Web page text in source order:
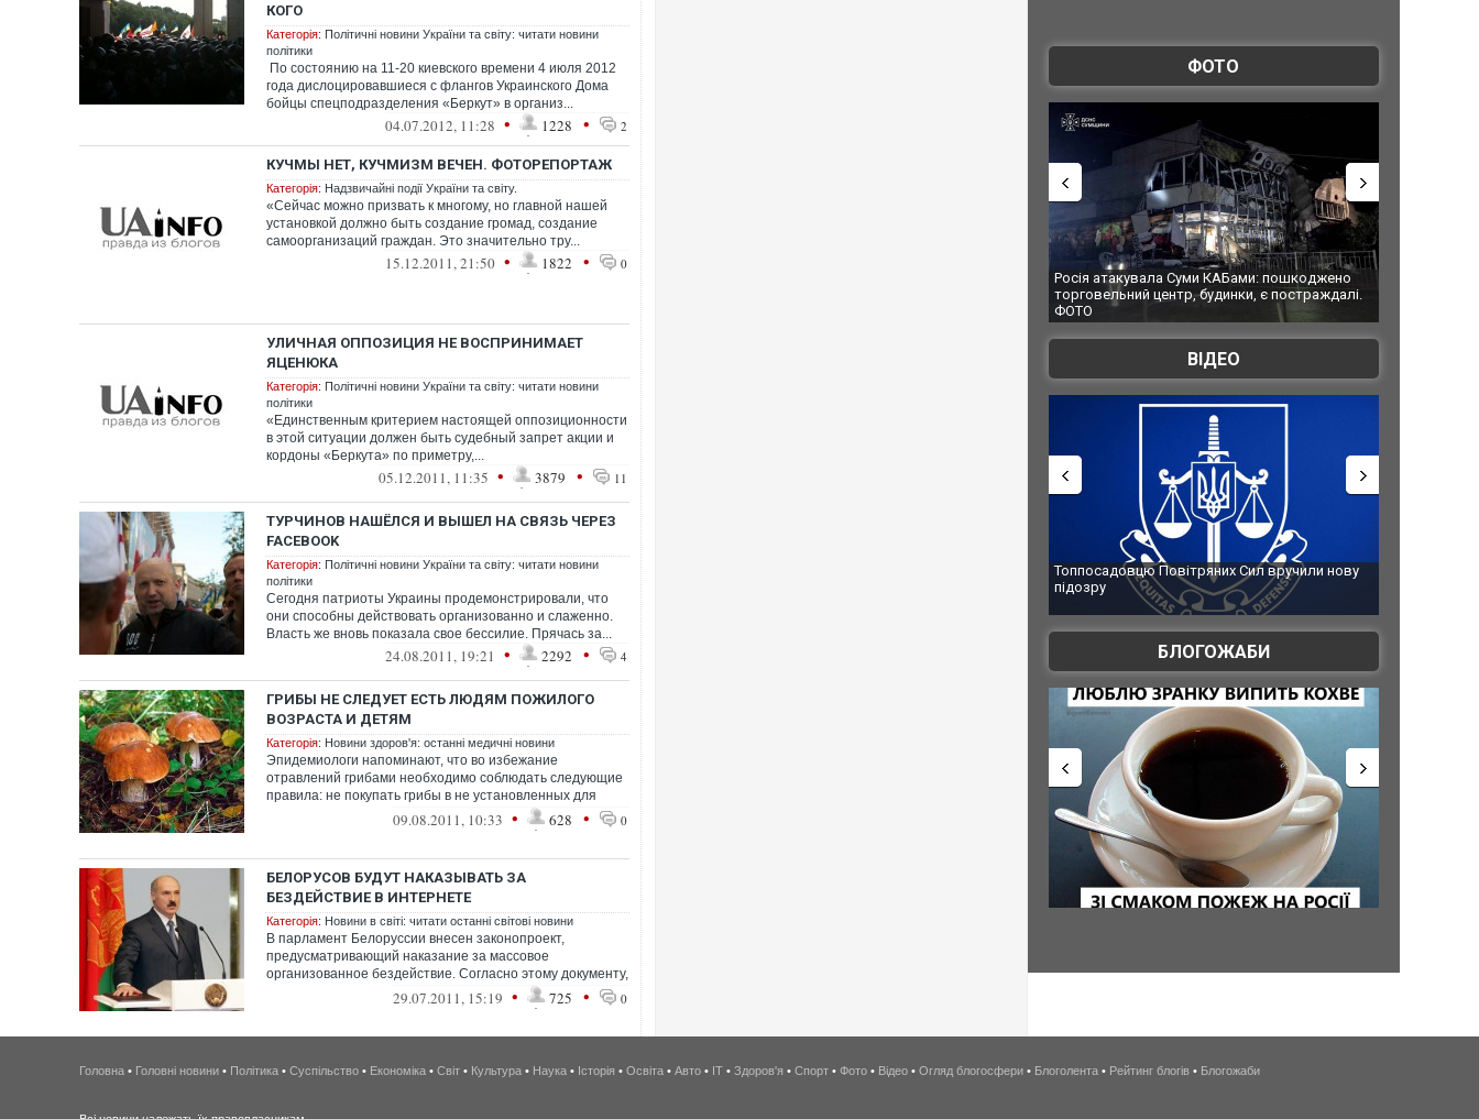
КОГО
Категорія: Політичні новини України та світу: читати новини
політики
По состоянию на 11-20 киевского времени 4 июля 2012
года дислоцировавшиеся с флангов Украинского Дома
бойцы спецподразделения «Беркут» в организ...
04.07.2012, 11:28 • 1228 • 2
КУЧМЫ НЕТ, КУЧМИЗМ ВЕЧЕН. ФОТОРЕПОРТАЖ
Категорія: Надзвичайні події України та світу.
«Сейчас можно призвать к многому, но главной нашей
установкой должно быть создание громад, создание
самоорганизаций граждан. Это значительно тру...
15.12.2011, 21:50 • 1822 • 0
УЛИЧНАЯ ОППОЗИЦИЯ НЕ ВОСПРИНИМАЕТ
ЯЦЕНЮКА
Категорія: Політичні новини України та світу: читати новини
політики
«Единственным критерием настоящей оппозиционности
в этой ситуации должен быть судебный запрет акции и
кордоны «Беркута» по приметру,...
05.12.2011, 11:35 • 3879 • 11
ТУРЧИНОВ НАШЁЛСЯ И ВЫШЕЛ НА СВЯЗЬ ЧЕРЕЗ
FACEBOOK
Категорія: Політичні новини України та світу: читати новини
політики
Сегодня патриоты Украины продемонстрировали, что
они способны действовать организованно и слаженно.
Власть же вновь показала свое бессилие. Прячась за...
24.08.2011, 19:21 • 2292 • 4
ГРИБЫ НЕ СЛЕДУЕТ ЕСТЬ ЛЮДЯМ ПОЖИЛОГО
ВОЗРАСТА И ДЕТЯМ
Категорія: Новини здоров'я: останні медичні новини
Эпидемиологи напоминают, что во избежание
отравлений грибами необходимо соблюдать следующие
правила: не покупать грибы в не установленных для
09.08.2011, 10:33 • 628 • 0
БЕЛОРУСОВ БУДУТ НАКАЗЫВАТЬ ЗА
БЕЗДЕЙСТВИЕ В ИНТЕРНЕТЕ
Категорія: Новини в світі: читати останні світові новини
В парламент Белоруссии внесен законопроект,
предусматривающий наказание за массовое
организованное бездействие. Согласно этому документу,
29.07.2011, 15:19 • 725 • 0
ФОТО
Росія атакувала Суми КАБами: пошкоджено
торговельний центр, будинки, є постраждалі.
ФОТО
ВІДЕО
Топпосадовцю Повітряних Сил вручили нову
підозру
БЛОГОЖАБИ
Головна • Головні новини • Політика • Суспільство • Економіка • Світ • Культура • Наука • Історія • Освіта • Авто • IT • Здоров'я • Спорт • Фото • Відео • Огляд блогосфери • Блоголента • Рейтинг блогів • Блогожаби